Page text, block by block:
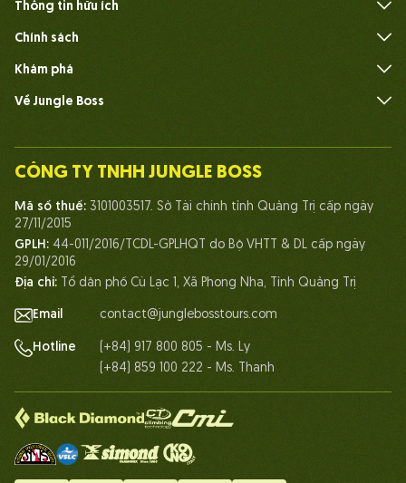
Thông tin hữu ích
Chính sách
Khám phá
Về Jungle Boss
Đội ngũ
Con người Jungle Boss
Cuộc sống tại Jungle Boss
Chứng chỉ
Đối tác
Liên hệ
CÔNG TY TNHH JUNGLE BOSS
Mã số thuế: 3101003517. Sở Tài chính tỉnh Quảng Trị cấp ngày
27/11/2015
GPLH: 44-011/2016/TCDL-GPLHQT do Bộ VHTT & DL cấp ngày
29/01/2016
Địa chỉ:
Tổ dân phố Cù Lạc 1, Xã Phong Nha, Tỉnh Quảng Trị
Email contact@junglebosstours.com
Hotline
(+84) 917 800 805 - Ms. Ly
(+84) 859 100 222 - Ms. Thanh